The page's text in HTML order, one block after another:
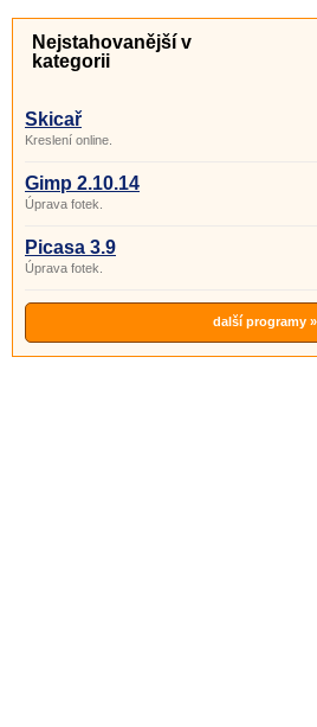
Nejstahovanější v
kategorii
Skicař
Kreslení online.
Gimp 2.10.14
Úprava fotek.
Picasa 3.9
Úprava fotek.
další programy »